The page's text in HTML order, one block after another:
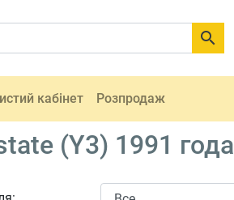

кабінет Розпродаж
(Y3) 1991 года